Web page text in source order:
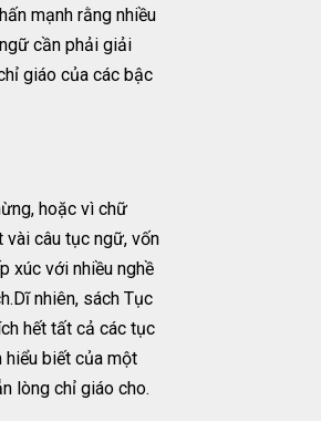
mạnh rằng nhiều
cần phải giải
giáo của các bậc
hoặc vì chữ
vài câu tục ngữ, vốn
xúc với nhiều nghề
nhiên, sách Tục
hết tất cả các tục
hiểu biết của một
lòng chỉ giáo cho.